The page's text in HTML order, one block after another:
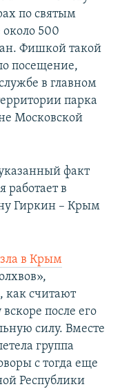
по святым
500
Фишкой такой
посещение,
в главном
парка
Московской
факт
работает в
Гиркин – Крым
в Крым
как считают
после его
силу. Вместе
группа
с тогда еще
Республики